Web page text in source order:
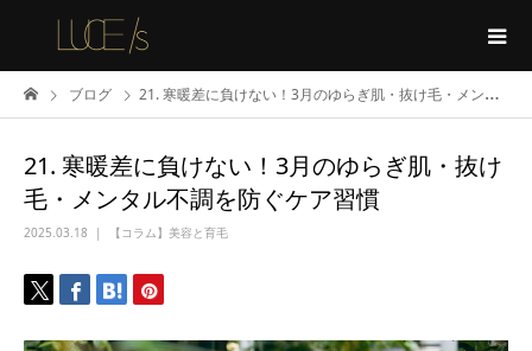
ブログ 21. 寒暖差に負けない！3月のゆらぎ肌・抜け毛・メンタル不調を防ぐケア習慣
21. 寒暖差に負けない！3月のゆらぎ肌・抜け
毛・メンタル不調を防ぐケア習慣
2025.03.18 【コラム】美容と育毛